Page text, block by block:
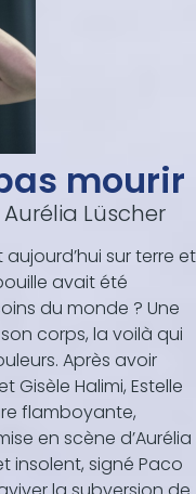
mourir
Aurélia Lüscher
aujourd’hui sur terre et
avait été
du monde ? Une
corps, la voilà qui
Après avoir
Gisèle Halimi, Estelle
flamboyante,
en scène d’Aurélia
insolent, signé Paco